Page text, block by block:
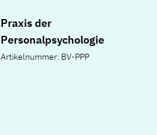
Praxis der
Personalpsychologie
Artikelnummer: BV-PPP